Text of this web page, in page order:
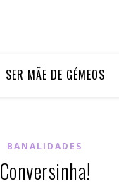
SER MÃE DE GÉMEOS
BANALIDADES
Conversinha!